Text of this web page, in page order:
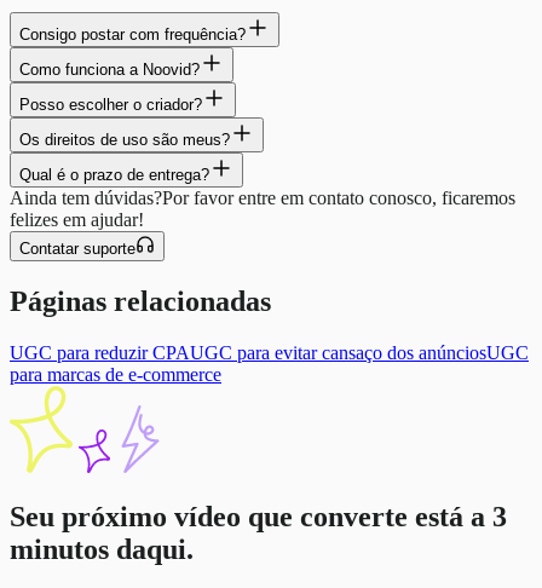
Consigo postar com frequência?
Como funciona a Noovid?
Posso escolher o criador?
Os direitos de uso são meus?
Qual é o prazo de entrega?
Ainda tem dúvidas?Por favor entre em contato conosco, ficaremos
felizes em ajudar!
Contatar suporte
Páginas relacionadas
UGC para reduzir CPAUGC para evitar cansaço dos anúnciosUGC
para marcas de e-commerce
Seu próximo vídeo que converte está a 3
minutos daqui.